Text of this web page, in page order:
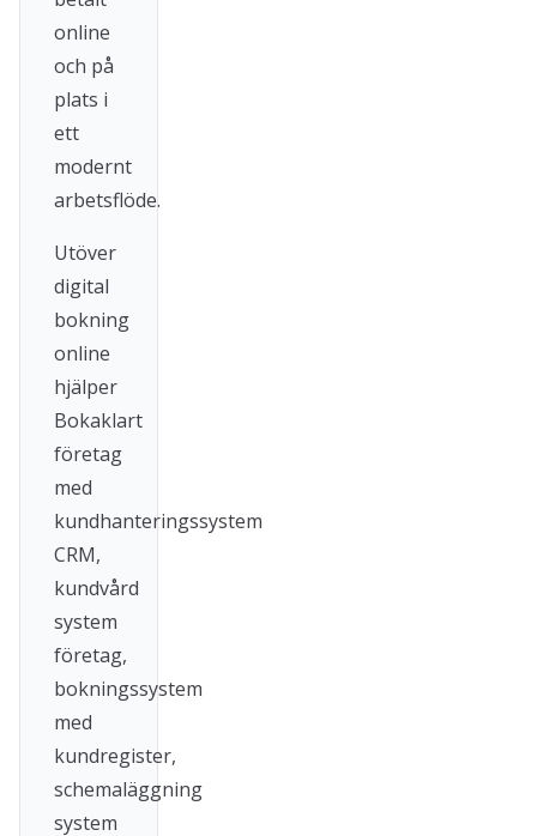
online
och på
plats i
ett
modernt
arbetsflöde.
Utöver
digital
bokning
online
hjälper
Bokaklart
företag
med
kundhanteringssystem
CRM,
kundvård
system
företag,
bokningssystem
med
kundregister,
schemaläggning
system